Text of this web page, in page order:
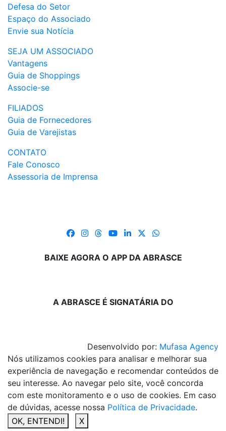
Defesa do Setor
Espaço do Associado
Envie sua Notícia
SEJA UM ASSOCIADO
Vantagens
Guia de Shoppings
Associe-se
FILIADOS
Guia de Fornecedores
Guia de Varejistas
CONTATO
Fale Conosco
Assessoria de Imprensa
BAIXE AGORA O APP DA ABRASCE
A ABRASCE É SIGNATÁRIA DO
Desenvolvido por: Mufasa Agency
Nós utilizamos cookies para analisar e melhorar sua
experiência de navegação e recomendar conteúdos de
seu interesse. Ao navegar pelo site, você concorda
com este monitoramento e o uso de cookies. Em caso
de dúvidas, acesse nossa Política de Privacidade.
OK, ENTENDI!
X